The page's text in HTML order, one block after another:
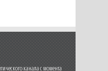
канала с момента